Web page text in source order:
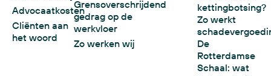
Advocaatkosten
Cliënten aan
het woord
Grensoverschrijdend
gedrag op de
werkvloer
Zo werken wij
kettingbotsing?
Zo werkt
De
Rotterdamse
Schaal: wat